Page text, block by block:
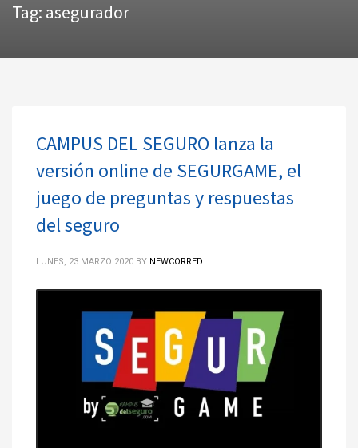
Tag: asegurador
CAMPUS DEL SEGURO lanza la
versión online de SEGURGAME, el
juego de preguntas y respuestas
del seguro
LUNES, 23 MARZO 2020 BY NEWCORRED